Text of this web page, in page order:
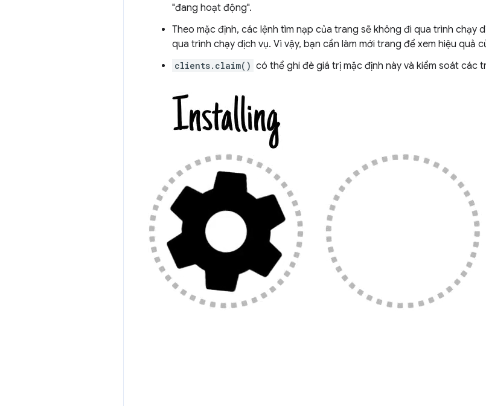
"đang hoạt động".
Theo mặc định, các lệnh tìm nạp của trang sẽ không đi qua trình chạy
qua trình chạy dịch vụ. Vì vậy, bạn cần làm mới trang để xem hiệu quả
clients.claim() có thể ghi đè giá trị mặc định này và kiểm soát các